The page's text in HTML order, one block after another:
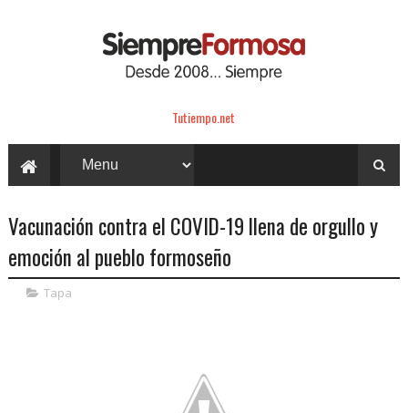
Tutiempo.net
Vacunación contra el COVID-19 llena de orgullo y
emoción al pueblo formoseño
Tapa